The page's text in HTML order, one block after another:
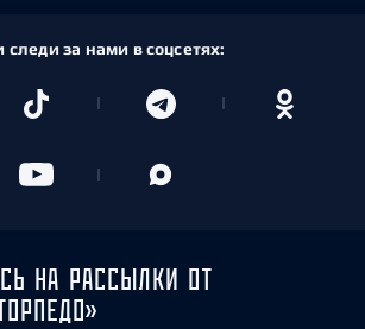
за нами в соцсетях:
НА РАССЫЛКИ ОТ